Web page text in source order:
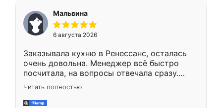
меньше, здесь же он более разнообразный.
Мне нравится ,если что-то потребуется из
мебели буду заказывать только здесь.
Мальвина
6 августа 2026
Заказывала кухню в Ренессанс, осталась
очень довольна. Менеджер всё быстро
посчитала, на вопросы отвечала сразу.
Замерщик приехал в субботу, подошёл к
делу со всей ответственностью. Собрали
за день, ребята работали аккуратно, даже
Читать полностью